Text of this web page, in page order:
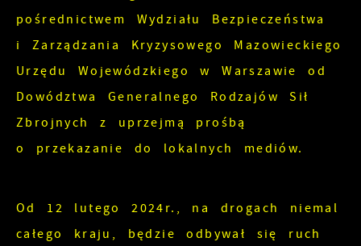
pośrednictwem Wydziału Bezpieczeństwa
i Zarządzania Kryzysowego Mazowieckiego
Urzędu Wojewódzkiego w Warszawie od
Dowództwa Generalnego Rodzajów Sił
Zbrojnych z uprzejmą prośbą
o przekazanie do lokalnych mediów.
Od 12 lutego 2024r., na drogach niemal
całego kraju, będzie odbywał się ruch
preferencji. Wyrażenie zgody na funkcjonalne
i personalizacyjne pliki cookies gwarantuje
dostępność większej ilości funkcji na stronie.
Analityczne pliki cookies pomagają nam
rozwijać się i dostosowywać do Twoich
potrzeb.
Cookies analityczne pozwalają na uzyskanie
internetowej, miejsca oraz częstotliwości, z
pozwalają nam na ocenę naszych serwisów
Więcej
Dzięki reklamowym plikom cookies
prezentujemy Ci najciekawsze informacje i